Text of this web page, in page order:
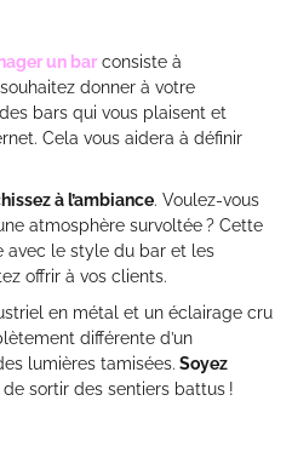
un bar consiste à
donner à votre
bars qui vous plaisent et
Cela vous aidera à définir
à l’ambiance. Voulez-vous
atmosphère survoltée ? Cette
avec le style du bar et les
offrir à vos clients.
en métal et un éclairage cru
différente d’un
lumières tamisées. Soyez
de sortir des sentiers battus !